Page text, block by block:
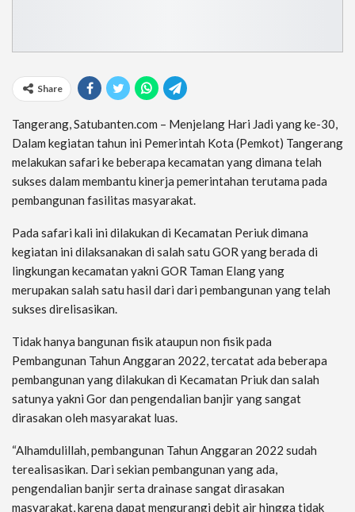
Share
Tangerang, Satubanten.com – Menjelang Hari Jadi yang ke-30,
Dalam kegiatan tahun ini Pemerintah Kota (Pemkot) Tangerang
melakukan safari ke beberapa kecamatan yang dimana telah
sukses dalam membantu kinerja pemerintahan terutama pada
pembangunan fasilitas masyarakat.
Pada safari kali ini dilakukan di Kecamatan Periuk dimana
kegiatan ini dilaksanakan di salah satu GOR yang berada di
lingkungan kecamatan yakni GOR Taman Elang yang
merupakan salah satu hasil dari dari pembangunan yang telah
sukses direlisasikan.
Tidak hanya bangunan fisik ataupun non fisik pada
Pembangunan Tahun Anggaran 2022, tercatat ada beberapa
pembangunan yang dilakukan di Kecamatan Priuk dan salah
satunya yakni Gor dan pengendalian banjir yang sangat
dirasakan oleh masyarakat luas.
“Alhamdulillah, pembangunan Tahun Anggaran 2022 sudah
terealisasikan. Dari sekian pembangunan yang ada,
pengendalian banjir serta drainase sangat dirasakan
masyarakat, karena dapat mengurangi debit air hingga tidak